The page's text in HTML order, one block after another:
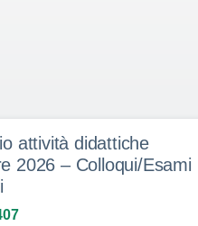
attività didattiche
2026 – Colloqui/Esami